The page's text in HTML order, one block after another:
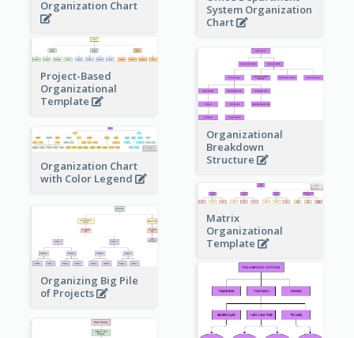
Organization Chart
System Organization
Chart
Project-Based
Organizational
Template
Organizational
Breakdown
Structure
Organization Chart
with Color Legend
Matrix
Organizational
Template
Organizing Big Pile
of Projects